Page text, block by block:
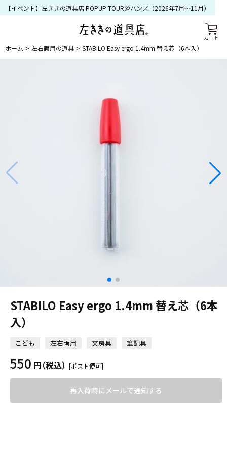
カート
【イベント】左ききの道具店 POPUP TOUR＠ハンズ（2026年7月〜11月）
ホーム 左右両用の道具 STABILO Easy ergo 1.4mm 替え芯（6本入）
STABILO Easy ergo 1.4mm 替え芯（6本
入）
こども 左右両用 文房具 筆記具
550 円（税込）[ポスト便可]
再入荷時にメールで通知する